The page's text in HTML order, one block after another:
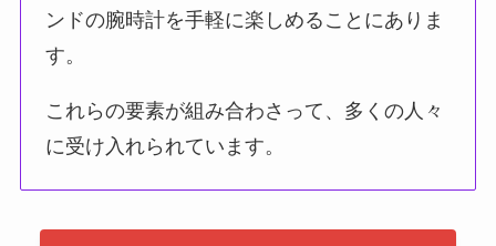
ンドの腕時計を手軽に楽しめることにありま
す。
これらの要素が組み合わさって、多くの人々
に受け入れられています。